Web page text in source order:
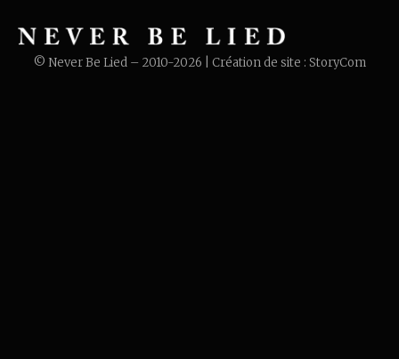
© Never Be Lied – 2010-2026 | Création de site : StoryCom